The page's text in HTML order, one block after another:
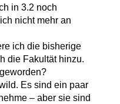
in 3.2 noch
nicht mehr an
ich die bisherige
die Fakultät hinzu.
Es sind ein paar
– aber sie sind